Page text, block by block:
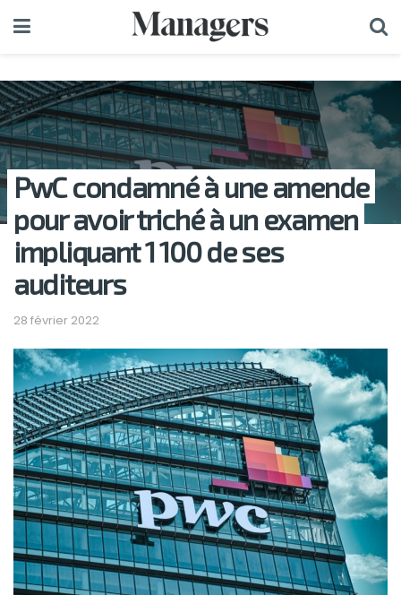
PwC condamné à une amende
pour avoir triché à un examen
impliquant 1 100 de ses
auditeurs
28 février 2022